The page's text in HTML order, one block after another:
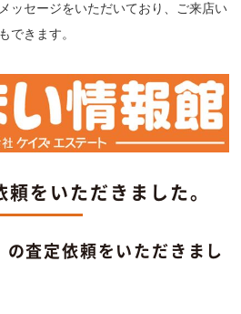
ッセージをいただいており、ご来店い
できます。
をいただきました。